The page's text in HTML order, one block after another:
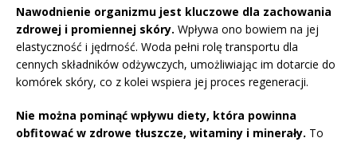
Nawodnienie organizmu jest kluczowe dla zachowania
zdrowej i promiennej skóry. Wpływa ono bowiem na jej
elastyczność i jędrność. Woda pełni rolę transportu dla
cennych składników odżywczych, umożliwiając im dotarcie do
komórek skóry, co z kolei wspiera jej proces regeneracji.
Nie można pominąć wpływu diety, która powinna
obfitować w zdrowe tłuszcze, witaminy i minerały. To